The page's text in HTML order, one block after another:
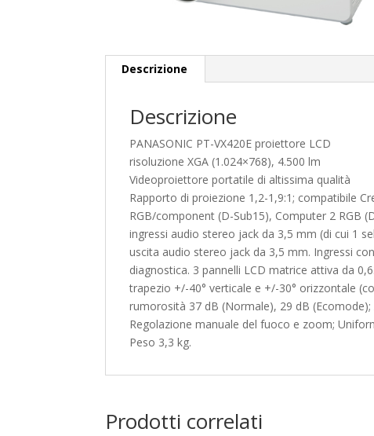
Descrizione
Descrizione
PANASONIC PT-VX420E proiettore LCD
risoluzione XGA (1.024×768), 4.500 lm
Videoproiettore portatile di altissima qualità
Rapporto di proiezione 1,2-1,9:1; compatibile
RGB/component (D-Sub15), Computer 2 RGB
ingressi audio stereo jack da 3,5 mm (di cui 1
uscita audio stereo jack da 3,5 mm. Ingressi
diagnostica. 3 pannelli LCD matrice attiva da
trapezio +/-40° verticale e +/-30° orizzontale
rumorosità 37 dB (Normale), 29 dB
Regolazione manuale del fuoco e zoom;
Peso 3,3 kg.
Prodotti correlati